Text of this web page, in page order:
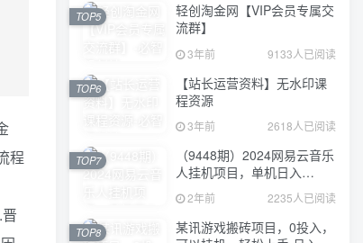
程
轻创淘金网【VIP会员专属交
流群】
3年前 9133人已阅读
TOP5
【站长运营资料】无水印课
程资源
3年前 2618人已阅读
TOP6
（9448期）2024网易云音乐
人挂机项目，单机日入
150+，无脑月入5000+
2年前 2235人已阅读
TOP7
某讯游戏搬砖项目，0投入，
TOP8